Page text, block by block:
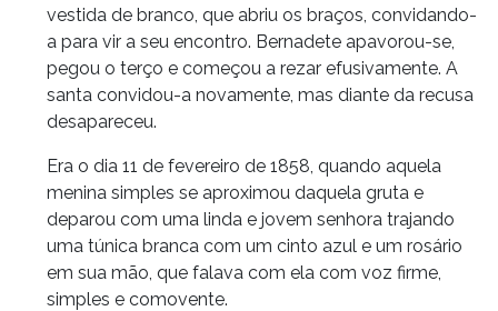
vestida de branco, que abriu os braços, convidando-
a para vir a seu encontro. Bernadete apavorou-se,
pegou o terço e começou a rezar efusivamente. A
santa convidou-a novamente, mas diante da recusa
desapareceu.
Era o dia 11 de fevereiro de 1858, quando aquela
menina simples se aproximou daquela gruta e
deparou com uma linda e jovem senhora trajando
uma túnica branca com um cinto azul e um rosário
em sua mão, que falava com ela com voz firme,
simples e comovente.